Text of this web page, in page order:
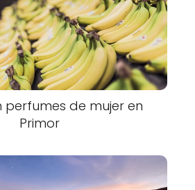
perfumes de mujer en
Primor